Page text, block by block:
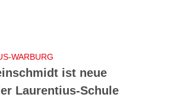
WARBURG
ist neue
Laurentius-Schule